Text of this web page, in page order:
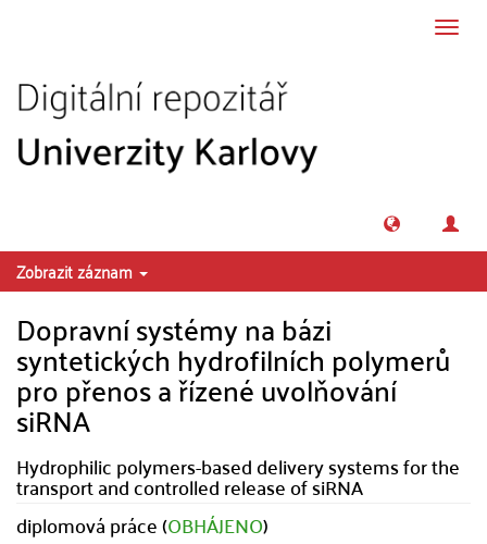
Zobrazit záznam
Dopravní systémy na bázi
syntetických hydrofilních polymerů
pro přenos a řízené uvolňování
siRNA
Hydrophilic polymers-based delivery systems for the
transport and controlled release of siRNA
diplomová práce (OBHÁJENO)